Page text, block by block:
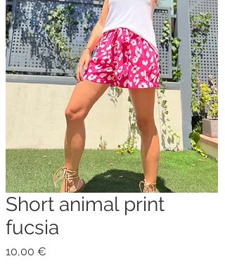
Short animal print
fucsia
10,00 €